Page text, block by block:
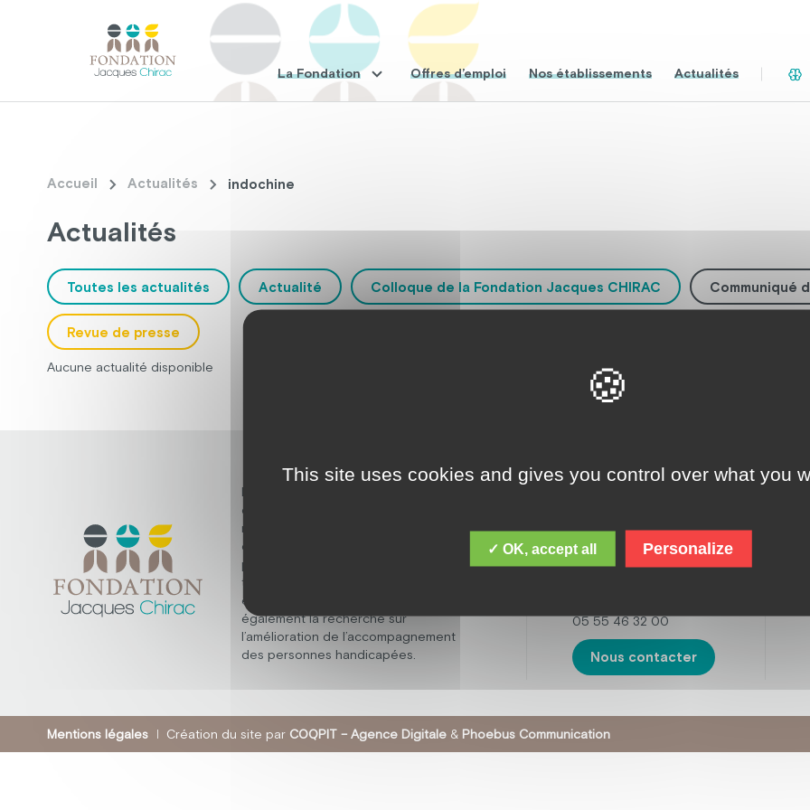
La Fondation Offres d’emploi Nos établissements Actualités
Accueil Actualités indochine
Actualités
Toutes les actualités Actualité Colloque de la Fondation Jacques CHIRAC Communiqué
Revue de presse
Aucune actualité disponible
Découvrez la fondation Jacques Chirac,
dont la mission fondamentale est de
répondre aux besoins des personnes
en situation de handicap mental,
psychique, polyhandicap, et avec des
troubles du spectre de l’autisme. Mais
elle ne s’arrête pas là, et œuvre
également la recherche sur
l’amélioration de l’accompagnement
des personnes handicapées.
ADRESSE
Chirac
16 boulevard de la
05 55 46 32 00
Nous contacter
Mentions légales Création du site par COQPIT – Agence Digitale & Phoebus Communication
This site uses cookies and gives you control over what you
✓ OK, accept all Personalize